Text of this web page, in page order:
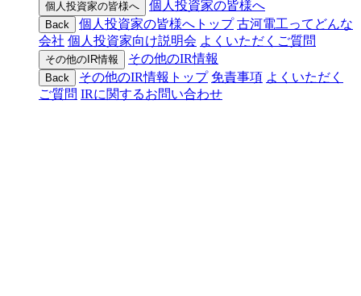
個人投資家の皆様へ 個人投資家の皆様へ
Back 個人投資家の皆様へトップ 古河電工ってどんな
会社 個人投資家向け説明会 よくいただくご質問
その他のIR情報 その他のIR情報
Back その他のIR情報トップ 免責事項 よくいただく
ご質問 IRに関するお問い合わせ